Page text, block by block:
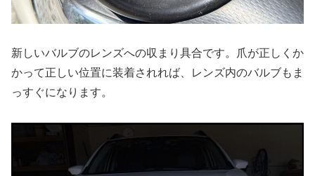
新しいバルブのレンズへの収まり具合です。爪が正しくか
かって正しい位置に装着されれば、レンズ内のバルブもま
っすぐになります。